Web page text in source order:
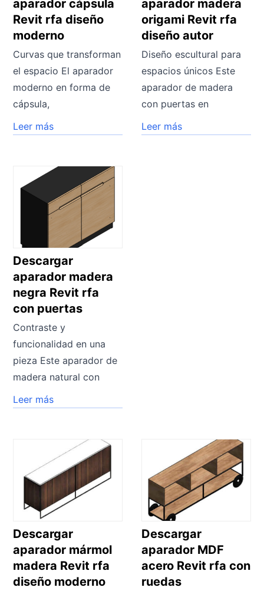
aparador cápsula
Revit rfa diseño
moderno
Curvas que transforman
el espacio El aparador
moderno en forma de
cápsula,
Leer más
aparador madera
origami Revit rfa
diseño autor
Diseño escultural para
espacios únicos Este
aparador de madera
con puertas en
Leer más
Descargar
aparador madera
negra Revit rfa
con puertas
Contraste y
funcionalidad en una
pieza Este aparador de
madera natural con
Leer más
Descargar
aparador mármol
madera Revit rfa
diseño moderno
Descargar
aparador MDF
acero Revit rfa con
ruedas